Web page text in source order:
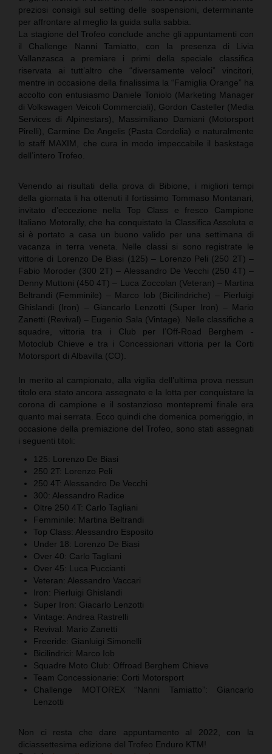
preziosi consigli sul setting delle sospensioni, determinante
per affrontare al meglio la guida sulla sabbia.
La stagione del Trofeo conclude anche gli appuntamenti con
il Challenge Nanni Tamiatto, con la presenza di Livia
Vallanzasca a premiare i primi della speciale classifica
riservata ai tutt’altro che “diversamente veloci” vincitori,
mentre in occasione della finalissima la “Famiglia Orange” ha
accolto con entusiasmo Daniele Toniolo (Marketing Manager
di Volkswagen Veicoli Commerciali), Gordon Casteller (Media
Services di Alpinestars), Massimiliano Damiani (Motorsport
Pirelli), Carmine De Angelis (Pasta Cordelia) e naturalmente
lo staff MAXIM, che cura in modo impeccabile il baskstage
dell’intero Trofeo.
Venendo ai risultati della prova di Bibione, i migliori tempi
della giornata li ha ottenuti il fortissimo Tommaso Montanari,
invitato d’eccezione nella Top Class e fresco Campione
Italiano Motorally, che ha conquistato la Classifica Assoluta e
si è portato a casa un buono valido per una settimana di
vacanza in terra veneta. Nelle classi si sono registrate le
vittorie di Lorenzo De Biasi (125) – Lorenzo Peli (250 2T) –
Fabio Moroder (300 2T) – Alessandro De Vecchi (250 4T) –
Denny Muttoni (450 4T) – Luca Zoccolan (Veteran) – Martina
Beltrandi (Femminile) – Marco Iob (Bicilindriche) – Pierluigi
Ghislandi (Iron) – Giancarlo Lenzotti (Super Iron) – Mario
Zanetti (Revival) – Eugenio Sala (Vintage). Nelle classifiche a
squadre, vittoria tra i Club per l’Off-Road Berghem -
Motoclub Chieve e tra i Concessionari vittoria per la Corti
Motorsport di Albavilla (CO).
In merito al campionato, alla vigilia dell’ultima prova nessun
titolo era stato ancora assegnato e la lotta per conquistare la
corona di campione e il sostanzioso montepremi finale era
quanto mai serrata. Ecco quindi che domenica pomeriggio, in
occasione della premiazione del Trofeo, sono stati assegnati
i seguenti titoli:
125: Lorenzo De Biasi
250 2T: Lorenzo Peli
250 4T: Alessandro De Vecchi
300: Alessandro Radice
Oltre 250 4T: Carlo Tagliani
Femminile: Martina Beltrandi
Top Class: Alessandro Esposito
Under 18: Lorenzo De Biasi
Over 40: Carlo Tagliani
Over 45: Luca Puccianti
Veteran: Alessandro Vaccari
Iron: Pierluigi Ghislandi
Super Iron: Giacarlo Lenzotti
Vintage: Andrea Rastrelli
Revival: Mario Zanetti
Freeride: Gianluigi Simonelli
Bicilindrici: Marco Iob
Squadre Moto Club: Offroad Berghem Chieve
Team Concessionarie: Corti Motorsport
Challenge MOTOREX “Nanni Tamiatto”: Giancarlo
Lenzotti
Non ci resta che dare appuntamento al 2022, con la
diciassettesima edizione del Trofeo Enduro KTM!